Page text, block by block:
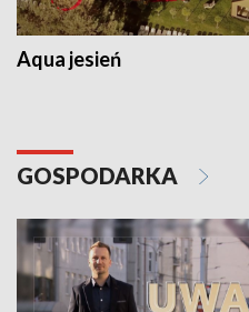
Aqua jesień
GOSPODARKA